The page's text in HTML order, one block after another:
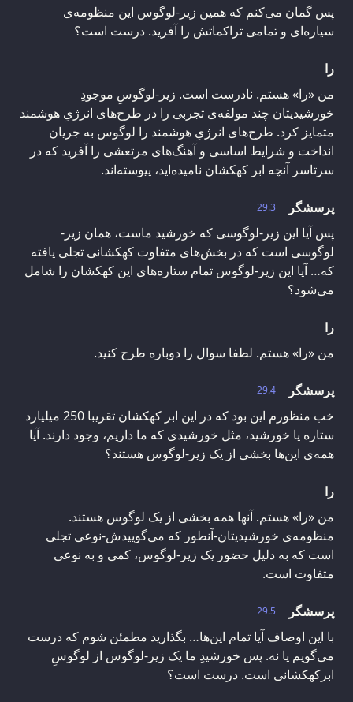
پس گمان می‌کنم که همین زیر-لوگوس این منظومه‌ی
سیاره‌ای و تمامی تراکماتش را آفرید. درست است؟
را
من «را» هستم. نادرست است. زیر-لوگوسِ موجودِ
خورشیدیتان چند مولفه‌ی تجربی را در طرح‌های انرژیِ هوشمند
متمایز کرد. طرح‌های انرژیِ هوشمند را لوگوس به جریان
انداخت و شرایط اساسی و آهنگ‌های مرتعشی را آفرید که در
سرتاسر آنچه ابر کهکشان نامیده‌اید، پیوسته‌اند.
29.3
پرسشگر
پس آیا این زیر-لوگوسی که خورشید ماست، همان زیر-
لوگوسی است که در بخش‌های متفاوت کهکشانی تجلی یافته
که… آیا این زیر-لوگوس تمام ستاره‌های این کهکشان را شامل
می‌شود؟
را
من «را» هستم. لطفا سوال را دوباره طرح کنید.
29.4
پرسشگر
خب منظورم این بود که در این ابر کهکشان تقریبا 250 میلیارد
ستاره یا خورشید، مثل خورشیدی که ما داریم، وجود دارند. آیا
همه‌ی این‌ها بخشی از یک زیر-لوگوس هستند؟
را
من «را» هستم. آنها همه بخشی از یک لوگوس‌ هستند.
منظومه‌ی خورشیدیتان-آنطور که می‌گوییدش-نوعی تجلی
است که به دلیل حضور یک زیر-لوگوس، کمی و به نوعی
متفاوت است.
29.5
پرسشگر
با این اوصاف آیا تمام این‌ها… بگذارید مطمئن شوم که درست
می‌گویم یا نه. پس خورشیدِ ما یک زیر-لوگوس از لوگوسِ
ابرکهکشانی است. درست است؟